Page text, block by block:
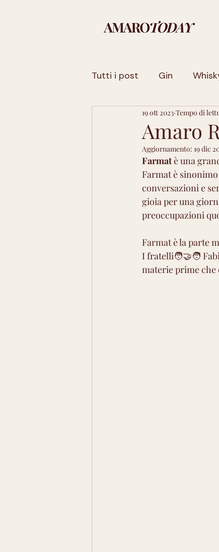
Tutti i post Gin
Basilicata
Trentino-Alto Adige
Sardegna Toscana
Aromatico medio
Amaro
19 ott 2023 Tempo di
Aggiornamento: 19 dic
Farmat è una
Farmat è
conversazioni e
gioia per una
preoccupazioni
Farmat è la parte
I fratelli🧑‍🤝‍🧑
materie prime che